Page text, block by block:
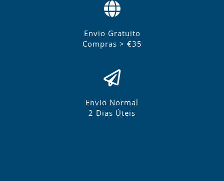
Envio Gratuito
Compras > €35
Envio Normal
2 Dias Úteis